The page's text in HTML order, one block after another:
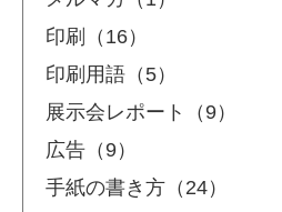
印刷（16）
印刷用語（5）
展示会レポート（9）
広告（9）
手紙の書き方（24）